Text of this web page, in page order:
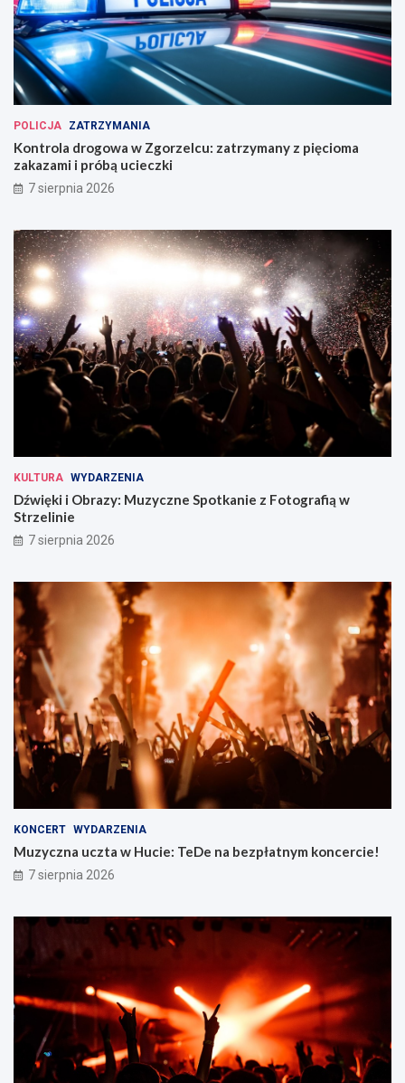
POLICJA ZATRZYMANIA
Kontrola drogowa w Zgorzelcu: zatrzymany z pięcioma
zakazami i próbą ucieczki
7 sierpnia 2026
KULTURA WYDARZENIA
Dźwięki i Obrazy: Muzyczne Spotkanie z Fotografią w
Strzelinie
7 sierpnia 2026
KONCERT WYDARZENIA
Muzyczna uczta w Hucie: TeDe na bezpłatnym koncercie!
7 sierpnia 2026